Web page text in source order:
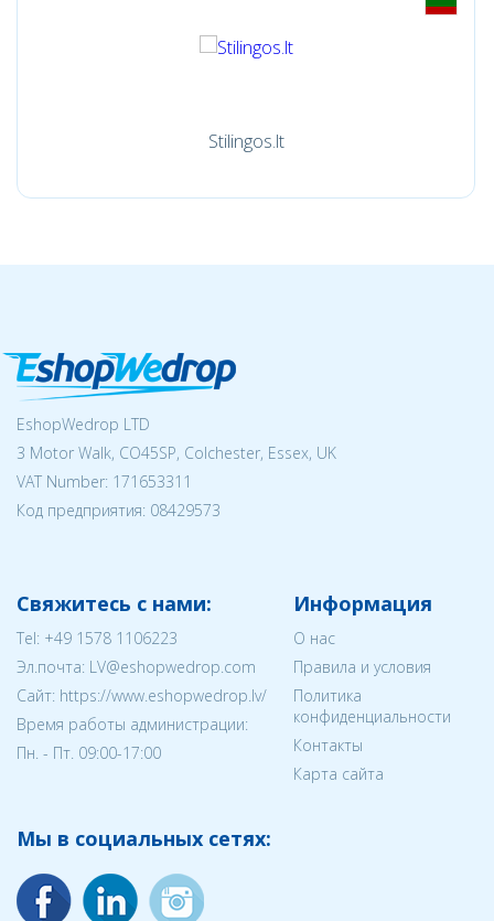
Stilingos.lt
EshopWedrop LTD
3 Motor Walk, CO45SP, Colchester, Essex, UK
VAT Number: 171653311
Код предприятия: 08429573
Свяжитесь с нами:
Tel: +49 1578 1106223
Эл.почта: LV@eshopwedrop.com
Cайт: https://www.eshopwedrop.lv/
Время работы администрации:
Пн. - Пт. 09:00-17:00
Информация
О нас
Правила и условия
Политика
конфиденциальности
Контакты
Карта сайта
Мы в социальных сетях: